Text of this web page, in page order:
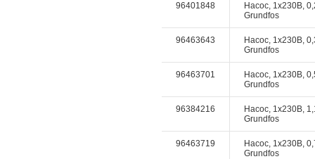
96401848
Насос, 1x230В,
Grundfos
96463643
Насос, 1x230В,
Grundfos
96463701
Насос, 1x230В,
Grundfos
96384216
Насос, 1x230В,
Grundfos
96463719
Насос, 1x230В,
Grundfos